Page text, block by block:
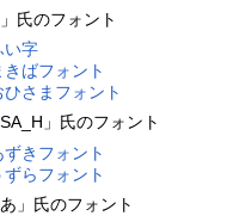
」氏のフォント
い字
きばフォント
ひさまフォント
」氏のフォント
ずきフォント
ずらフォント
あ」氏のフォント